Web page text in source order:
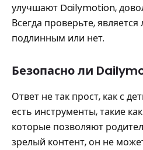
улучшают Dailymotion,
Всегда проверьте,
подлинным или нет.
Безопасно ли
Ответ не так прост, как с
есть инструменты, такие
которые позволяют
зрелый контент, он не